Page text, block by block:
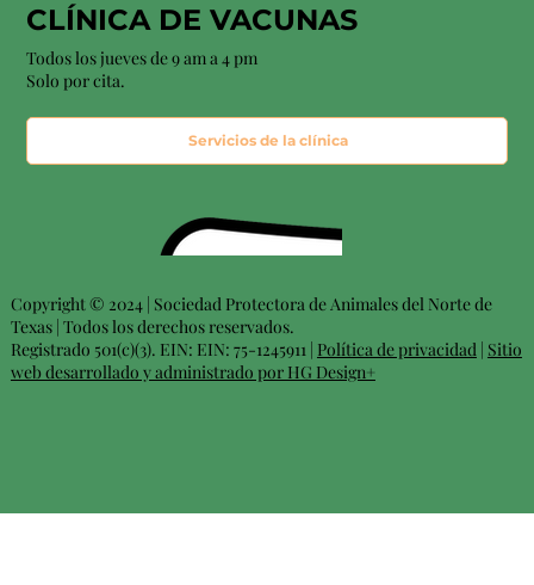
CLÍNICA DE VACUNAS
Todos los jueves de 9 am a 4 pm
Solo por cita.
Servicios de la clínica
Copyright © 2024 | Sociedad Protectora de Animales del Norte de
Texas | Todos los derechos reservados.
Registrado 501(c)(3). EIN: EIN: 75-1245911 | Política de privacidad| Sitio
web desarrollado y administrado por HG Design+